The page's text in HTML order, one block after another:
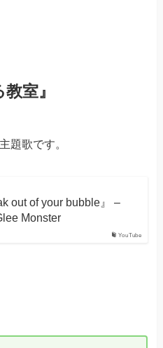
室』
題歌です。
YouTube
out of your bubble』 –
Monster